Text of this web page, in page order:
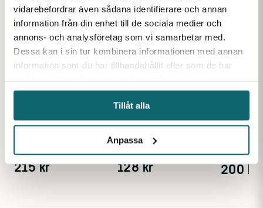
vidarebefordrar även sådana identifierare och annan
information från din enhet till de sociala medier och
annons- och analysföretag som vi samarbetar med.
Dessa kan i sin tur kombinera informationen med annan
information som du har tillhandahållit eller som de har
Tillåt alla
Anpassa
Lina svart sjunkande
2.5 mm, 150m
Mjuk sjunkande lina,
perfekt till fiskekulor och
fendrar.
Finns i lager
215kr 128kr
hög
Finns i lager
Från
200kr